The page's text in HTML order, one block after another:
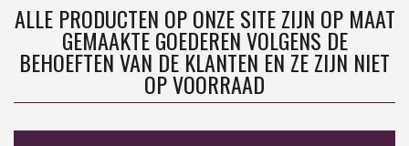
ALLE PRODUCTEN OP ONZE SITE ZIJN OP MAAT
GEMAAKTE GOEDEREN VOLGENS DE
BEHOEFTEN VAN DE KLANTEN EN ZE ZIJN NIET
OP VOORRAAD